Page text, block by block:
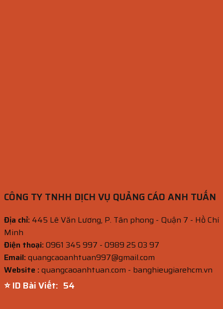
CÔNG TY TNHH DỊCH VỤ QUẢNG CÁO ANH TUẤN
Địa chỉ: 445 Lê Văn Lương, P. Tân phong - Quận 7 - Hồ Chí
Minh
Điện thoại:0961 345 997 - 0989 25 03 97
Email:quangcaoanhtuan997@gmail.com
Website :quangcaoanhtuan.com - banghieugiarehcm.vn
⭐ ID Bài Viết: 53